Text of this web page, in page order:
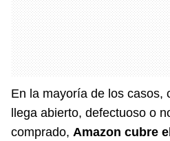
En la mayoría de los casos,
llega abierto, defectuoso o
comprado, Amazon cubre